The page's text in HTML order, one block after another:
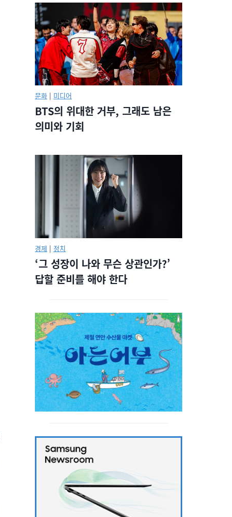
문화 | 미디어
BTS의 위대한 거부, 그래도 남은
의미와 기회
경제 | 정치
‘그 성장이 나와 무슨 상관인가?’
답할 준비를 해야 한다